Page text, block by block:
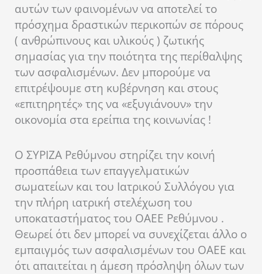
αυτών των φαινομένων να αποτελεί το
πρόσχημα δραστικών περικοπών σε πόρους
( ανθρώπινους και υλικούς ) ζωτικής
σημασίας για την ποιότητα της περίθαλψης
των ασφαλισμένων. Δεν μπορούμε να
επιτρέψουμε στη κυβέρνηση και στους
«επιτηρητές» της να «εξυγιάνουν» την
οικονομία στα ερείπια της κοινωνίας !
Ο ΣΥΡΙΖΑ Ρεθύμνου στηρίζει την κοινή
προσπάθεια των επαγγελματικών
σωματείων και του Ιατρικού Συλλόγου για
την πλήρη ιατρική στελέχωση του
υποκαταστήματος του ΟΑΕΕ Ρεθύμνου .
Θεωρεί ότι δεν μπορεί να συνεχίζεται άλλο ο
εμπαιγμός των ασφαλισμένων του ΟΑΕΕ και
ότι απαιτείται η άμεση πρόσληψη όλων των